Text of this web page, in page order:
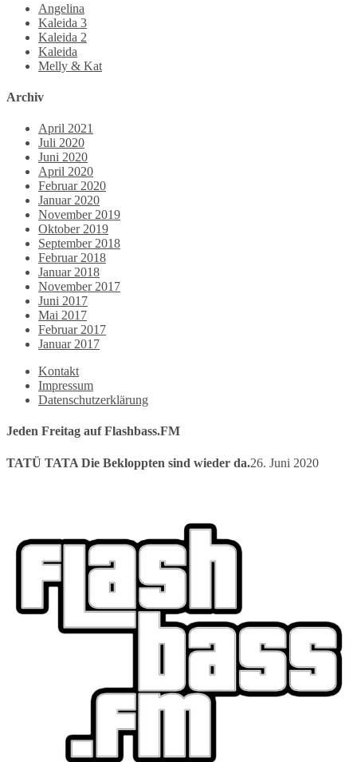
Angelina
Kaleida 3
Kaleida 2
Kaleida
Melly & Kat
Archiv
April 2021
Juli 2020
Juni 2020
April 2020
Februar 2020
Januar 2020
November 2019
Oktober 2019
September 2018
Februar 2018
Januar 2018
November 2017
Juni 2017
Mai 2017
Februar 2017
Januar 2017
Kontakt
Impressum
Datenschutzerklärung
Jeden Freitag auf Flashbass.FM
TATÜ TATA Die Bekloppten sind wieder da.26. Juni 2020